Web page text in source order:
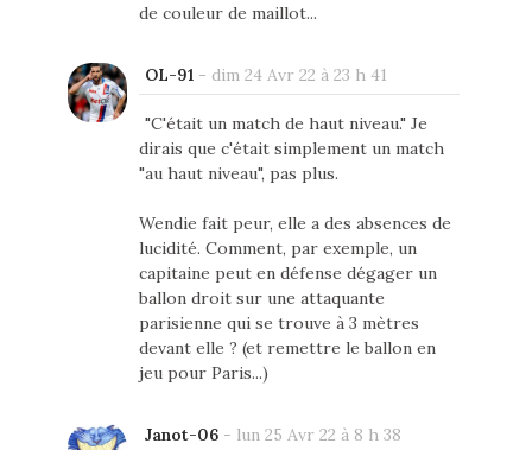
de couleur de maillot...
OL-91 - dim 24 Avr 22 à 23 h 41
"C'était un match de haut niveau." Je
dirais que c'était simplement un match
"au haut niveau", pas plus.
Wendie fait peur, elle a des absences de
lucidité. Comment, par exemple, un
capitaine peut en défense dégager un
ballon droit sur une attaquante
parisienne qui se trouve à 3 mètres
devant elle ? (et remettre le ballon en
jeu pour Paris...)
Janot-06- lun 25 Avr 22 à 8 h 38